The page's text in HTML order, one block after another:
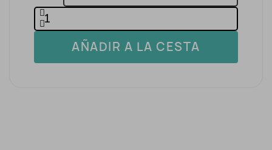
AÑADIR A LA CESTA